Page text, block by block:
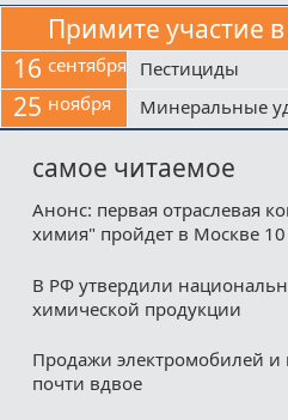
Примите участие
16 сентября Пестициды
25 ноября Минеральные
самое читаемое
Анонс: первая отраслевая
химия" пройдет в Москве 10
В РФ утвердили
химической продукции
Продажи электромобилей
почти вдвое